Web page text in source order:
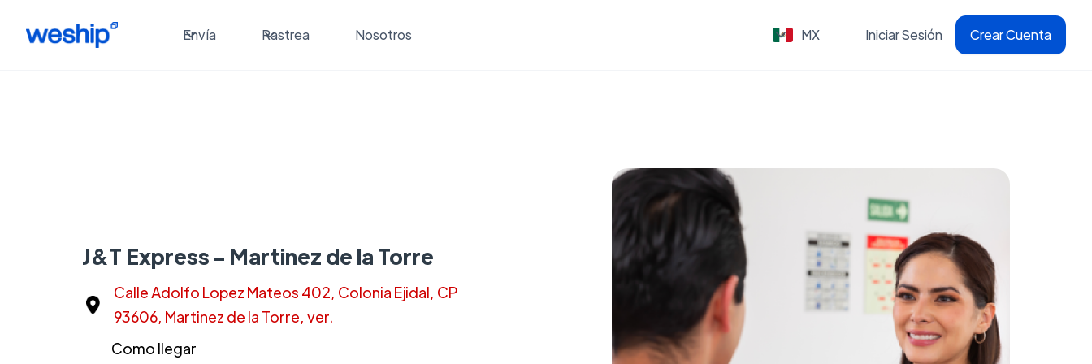
Envía Rastrea Nosotros MX Iniciar Sesión Crear Cuenta
J&T Express - Martinez de la Torre
Calle Adolfo Lopez Mateos 402, Colonia Ejidal, CP
93606, Martinez de la Torre, ver.
Como llegar